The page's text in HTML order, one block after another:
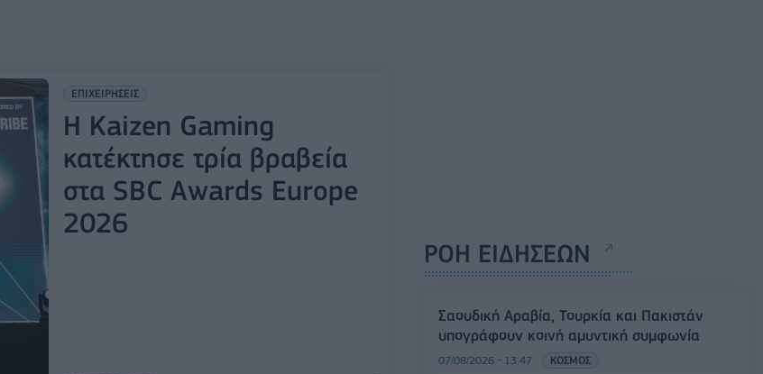
ΕΠΙΧΕΙΡΗΣΕΙΣ
Η Kaizen Gaming
κατέκτησε τρία βραβεία
στα SBC Awards Europe
2026
ΡΟΗ ΕΙΔΗΣΕΩΝ
Σαουδική Αραβία, Τουρκία και Πακιστάν
υπογράφουν κοινή αμυντική συμφωνία
07/08/2026 - 13:47 ΚΟΣΜΟΣ